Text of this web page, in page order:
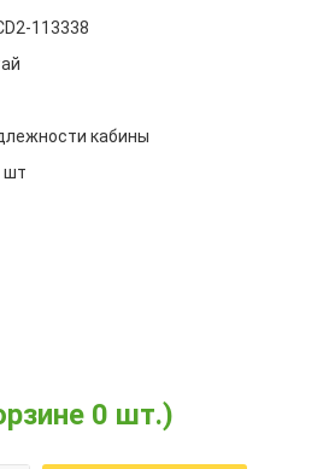
113338
кабины
шт
0 шт.)